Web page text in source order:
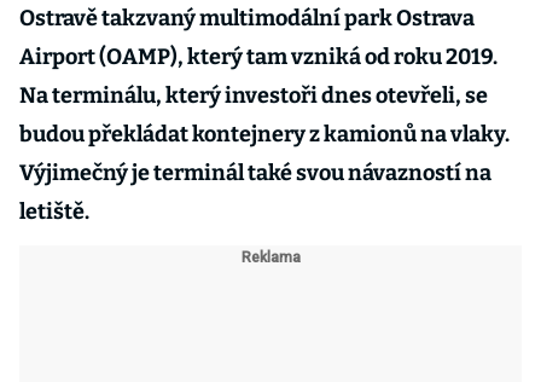
Ostravě takzvaný multimodální park Ostrava
Airport (OAMP), který tam vzniká od roku 2019.
Na terminálu, který investoři dnes otevřeli, se
budou překládat kontejnery z kamionů na vlaky.
Výjimečný je terminál také svou návazností na
letiště.